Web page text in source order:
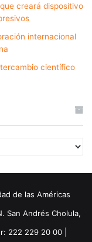
creará dispositivo
internacional
científico
de las Américas
San Andrés Cholula,
222 229 20 00 |